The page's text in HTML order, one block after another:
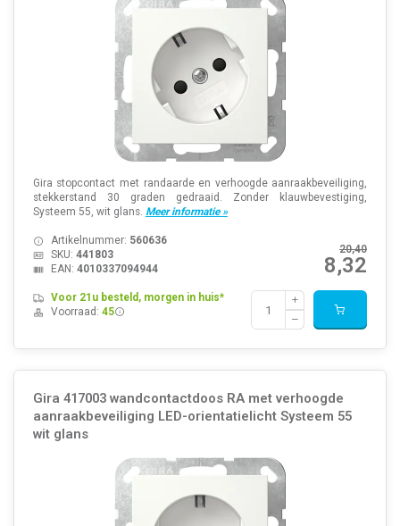
Gira stopcontact met randaarde en verhoogde aanraakbeveiliging,
stekkerstand 30 graden gedraaid. Zonder klauwbevestiging,
Systeem 55, wit glans. Meer informatie »
20,40
8,32
Artikelnummer: 560636
SKU: 441803
EAN: 4010337094944
Voor 21u besteld, morgen in huis*
Voorraad: 45
Gira 417003 wandcontactdoos RA met verhoogde
aanraakbeveiliging LED-orientatielicht Systeem 55
wit glans